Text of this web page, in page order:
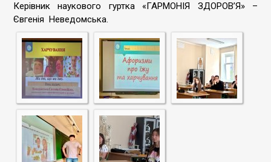
Керівник наукового гуртка «ГАРМОНІЯ ЗДОРОВ’Я» –
Євгенія Неведомська.